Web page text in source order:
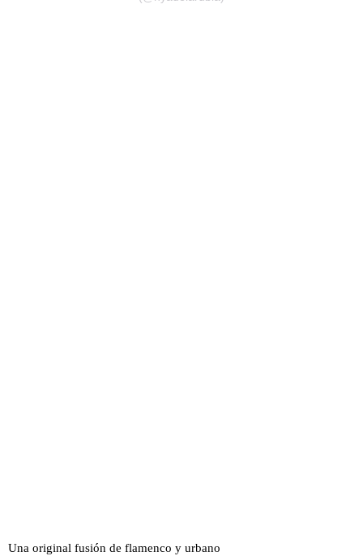
Una original fusión de flamenco y urbano